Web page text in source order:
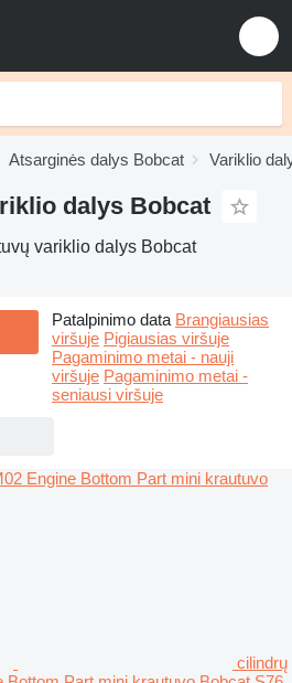
Atsarginės dalys Bobcat Variklio
dalys Bobcat
variklio dalys Bobcat
Patalpinimo data Brangiausias
viršuje Pigiausias viršuje
Pagaminimo metai - nauji
viršuje Pagaminimo metai -
seniausi viršuje
cilindrų